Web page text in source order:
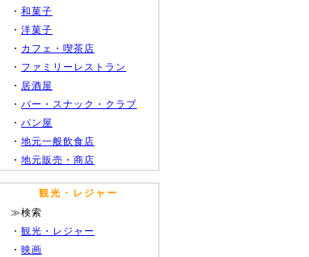
・ 和菓子
・ 洋菓子
・ カフェ・喫茶店
・ ファミリーレストラン
・ 居酒屋
・ バー・スナック・クラブ
・ パン屋
・ 地元一般飲食店
・ 地元販売・商店
観光・レジャー
≫検索
・ 観光・レジャー
・ 映画